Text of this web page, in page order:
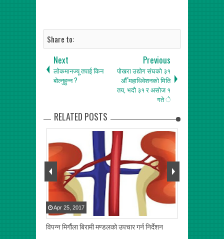
Share to:
Next
लोकमानज्यू तपाई किन
बोल्नुहुन्न ?
Previous
पोखरा उद्योग संघको ३१
औँ महाधिवेशनको मिति
तय, भदौ ३१ र असोज १
गते े
RELATED POSTS
विपन्न मिर्गौला बिरामी मण्डलको उपचार गर्न निर्देशन
Apr 25 2017